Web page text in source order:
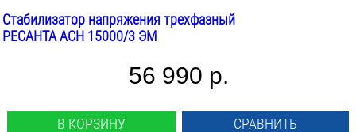
Стабилизатор напряжения трехфазный
РЕСАНТА АСН 15000/3 ЭМ
56 990 р.
В КОРЗИНУ СРАВНИТЬ